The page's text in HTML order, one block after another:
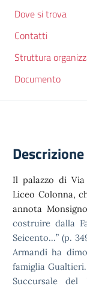
Dove si trova
Contatti
Struttura
Documento
Descrizione
Il palazzo di
Liceo Colonna,
annota
costruire dalla
Seicento…” (p.
Armandi ha
famiglia
Succursale
del